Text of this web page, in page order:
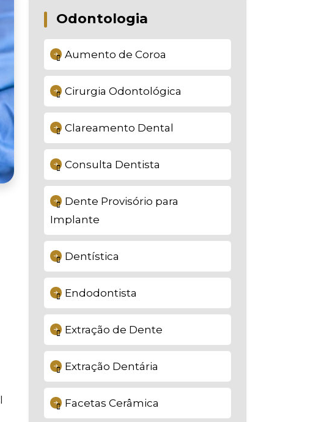
Odontologia
Aumento de Coroa
Cirurgia Odontológica
Clareamento Dental
Consulta Dentista
Dente Provisório para
Implante
Dentística
Endodontista
Extração de Dente
Extração Dentária
Facetas Cerâmica